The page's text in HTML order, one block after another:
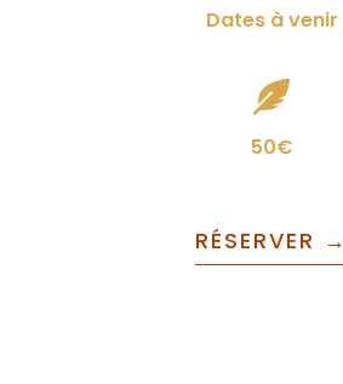
Dates à venir
50€
RÉSERVER →